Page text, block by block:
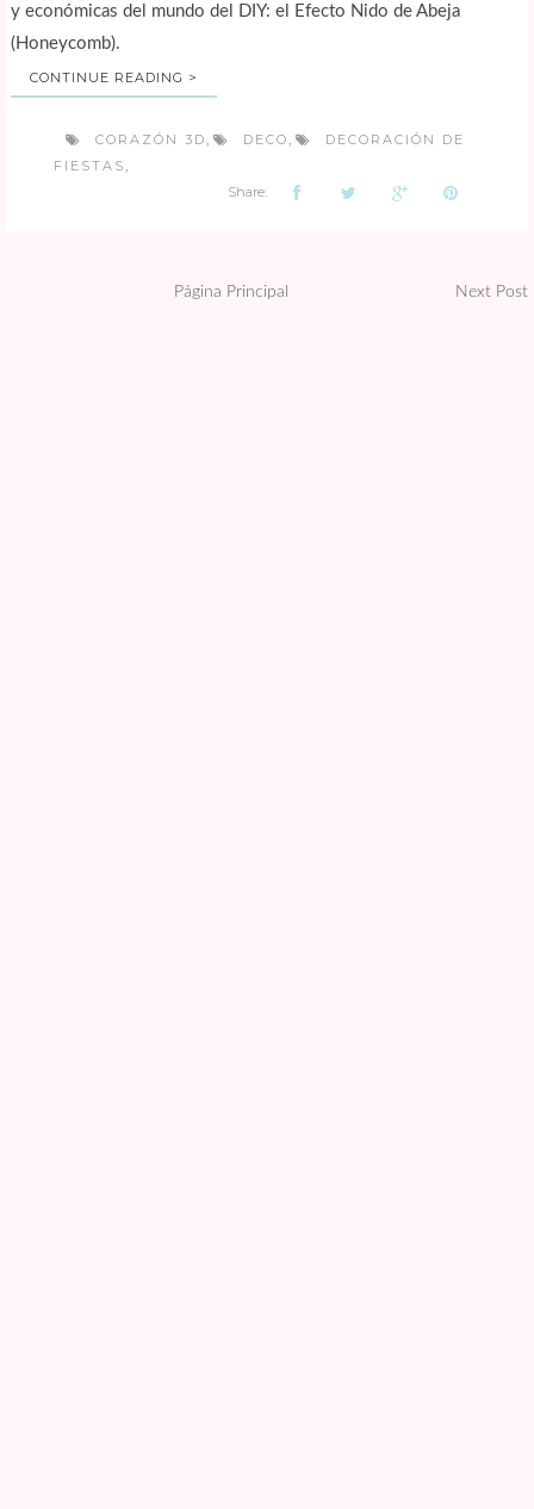
y económicas del mundo del DIY: el Efecto Nido de Abeja
(Honeycomb).
CONTINUE READING >
CORAZÓN 3D DECO
DECORACIÓN DE
FIESTAS
Share:
Página Principal Next Post